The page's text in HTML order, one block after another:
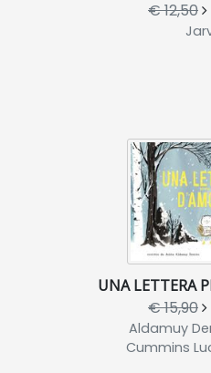
€ 12,50
UNA LETTERA
€ 15,90
Aldamuy
Cummins